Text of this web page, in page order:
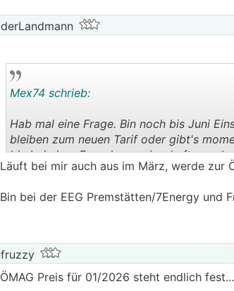
Hab mal eine Frage. Bin noch bis Juni
bleiben zum neuen Tarif oder gibt's
───────────────
derLandmann
Mex74 schrieb:
Hab mal eine Frage. Bin noch bis Juni
bleiben zum neuen Tarif oder gibt's
bin bei einer Energiegemeinschaft wo
Läuft bei mir auch aus im März, werde zur
Bin bei der EEG Premstätten/7Energy und
fruzzy
ÖMAG Preis für 01/2026 steht endlich fest...